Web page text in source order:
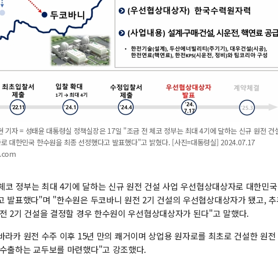
기자 = 성태윤 대통령실 정책실장은 17일 "조금 전 체코 정부는 최대 4기에 달하는 신규 원전 건
대한민국 한수원을 최종 선정했다고 발표했다"고 밝혔다. [사진=대통령실] 2024.07.17
코 정부는 최대 4기에 달하는 신규 원전 건설 사업 우선협상대상자로 대한민
발표했다"며 "한수원은 두코바니 원전 2기 건설의 우선협상대상자가 됐고, 추
2기 건설을 결정할 경우 한수원이 우선협상대상자가 된다"고 말했다.
라카 원전 수주 이후 15년 만의 쾌거이며 상업용 원자로를 최초로 건설한 원전
출하는 교두보를 마련했다"고 강조했다.